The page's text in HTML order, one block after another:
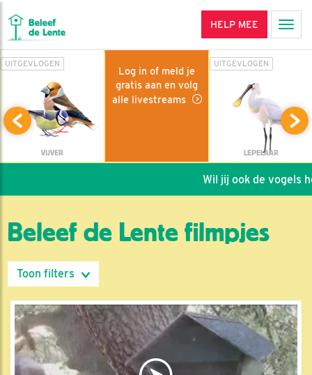
HELP MEE
UITGEVLOGEN
VIJVER
Log in of meld je
gratis aan en volg
alle livestreams
UITGEVLOGEN
LEPELAAR
Wil jij ook de vogels
Beleef de Lente filmpjes